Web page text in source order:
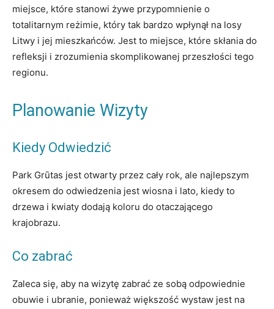
miejsce, które stanowi żywe przypomnienie o
totalitarnym reżimie, który tak bardzo wpłynął na losy
Litwy i jej mieszkańców. Jest to miejsce, które skłania do
refleksji i zrozumienia skomplikowanej przeszłości tego
regionu.
Planowanie Wizyty
Kiedy Odwiedzić
Park Grūtas jest otwarty przez cały rok, ale najlepszym
okresem do odwiedzenia jest wiosna i lato, kiedy to
drzewa i kwiaty dodają koloru do otaczającego
krajobrazu.
Co zabrać
Zaleca się, aby na wizytę zabrać ze sobą odpowiednie
obuwie i ubranie, ponieważ większość wystaw jest na